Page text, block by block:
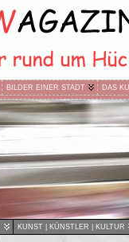
BILDER EINER STADT DAS
KUNST | KÜNSTLER | KULTUR